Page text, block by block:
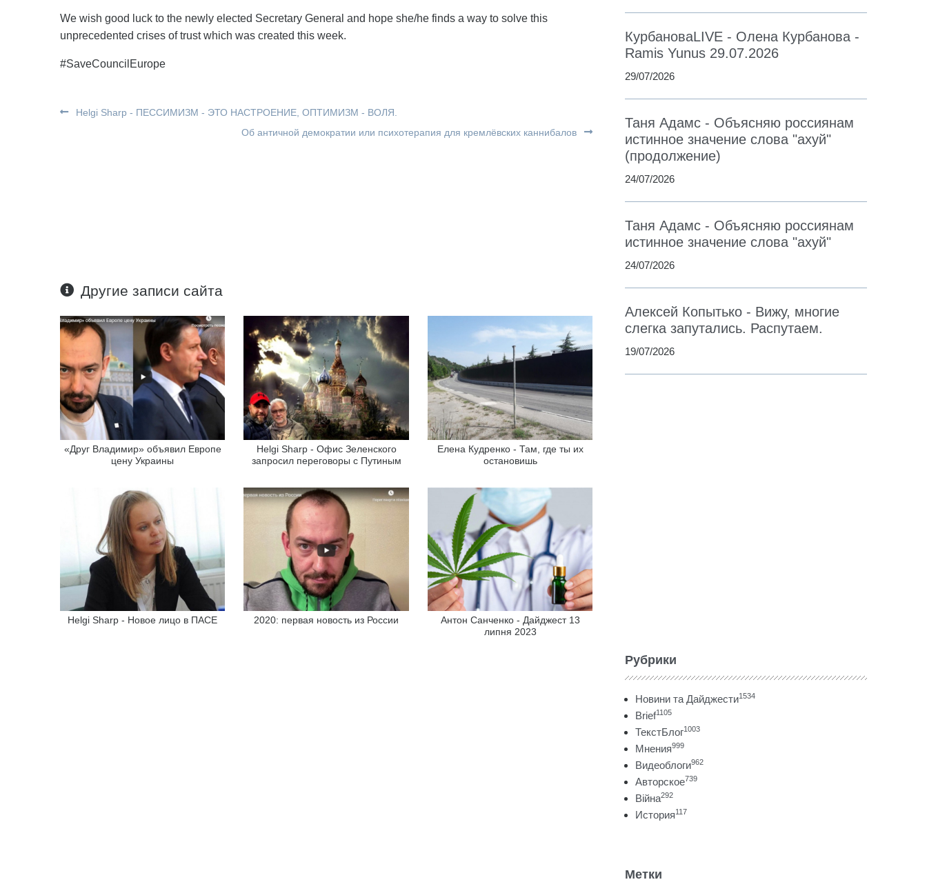
We wish good luck to the newly elected Secretary General and hope she/he finds a way to solve this
unprecedented crises of trust which was created this week.
#SaveCouncilEurope
Helgi Sharp - ПЕССИМИЗМ - ЭТО НАСТРОЕНИЕ, ОПТИМИЗМ - ВОЛЯ.
Об античной демократии или психотерапия для кремлёвских каннибалов
Другие записи сайта
«Друг Владимир» объявил Европе
цену Украины
Helgi Sharp - Офис Зеленского
запросил переговоры с Путиным
Елена Кудренко - Там, где ты их
остановишь
Helgi Sharp - Новое лицо в ПАСЕ 2020: первая новость из России
Антон Санченко - Дайджест 13
липня 2023
КурбановаLIVE - Олена Курбанова -
Ramis Yunus 29.07.2026
29/07/2026
Таня Адамс - Объясняю россиянам
истинное значение слова "ахуй"
(продолжение)
24/07/2026
Таня Адамс - Объясняю россиянам
истинное значение слова "ахуй"
24/07/2026
Алексей Копытько - Вижу, многие
слегка запутались. Распутаем.
19/07/2026
Рубрики
Новини та Дайджести1534
Brief1105
ТекстБлог1003
Мнения999
Видеоблоги962
Авторское739
Війна292
История117
Метки